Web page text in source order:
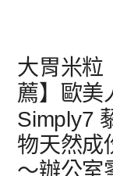
大胃米粒
薦】歐美
Simply7
物天然成
～辦公室